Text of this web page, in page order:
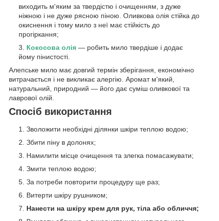
виходить м'яким за твердістю і очищенням, з дуже
ніжною і не дуже рясною піною. Оливкова олія стійка до
окиснення і тому мило з неї має стійкість до
прогіркання;
Кокосова олія — робить мило твердіше і додає
йому пінистості.
Алепське мило має довгий термін зберігання, економічно
витрачається і не викликає алергію. Аромат м'який,
натуральний, природний — його дає суміш оливкової та
лаврової олій.
Спосіб використання
Зволожити необхідні ділянки шкіри теплою водою;
Збити піну в долонях;
Намилити місце очищення та злегка помасажувати;
Змити теплою водою;
За потреби повторити процедуру ще раз;
Витерти шкіру рушником;
Нанести на шкіру крем для рук, тіла або обличчя;